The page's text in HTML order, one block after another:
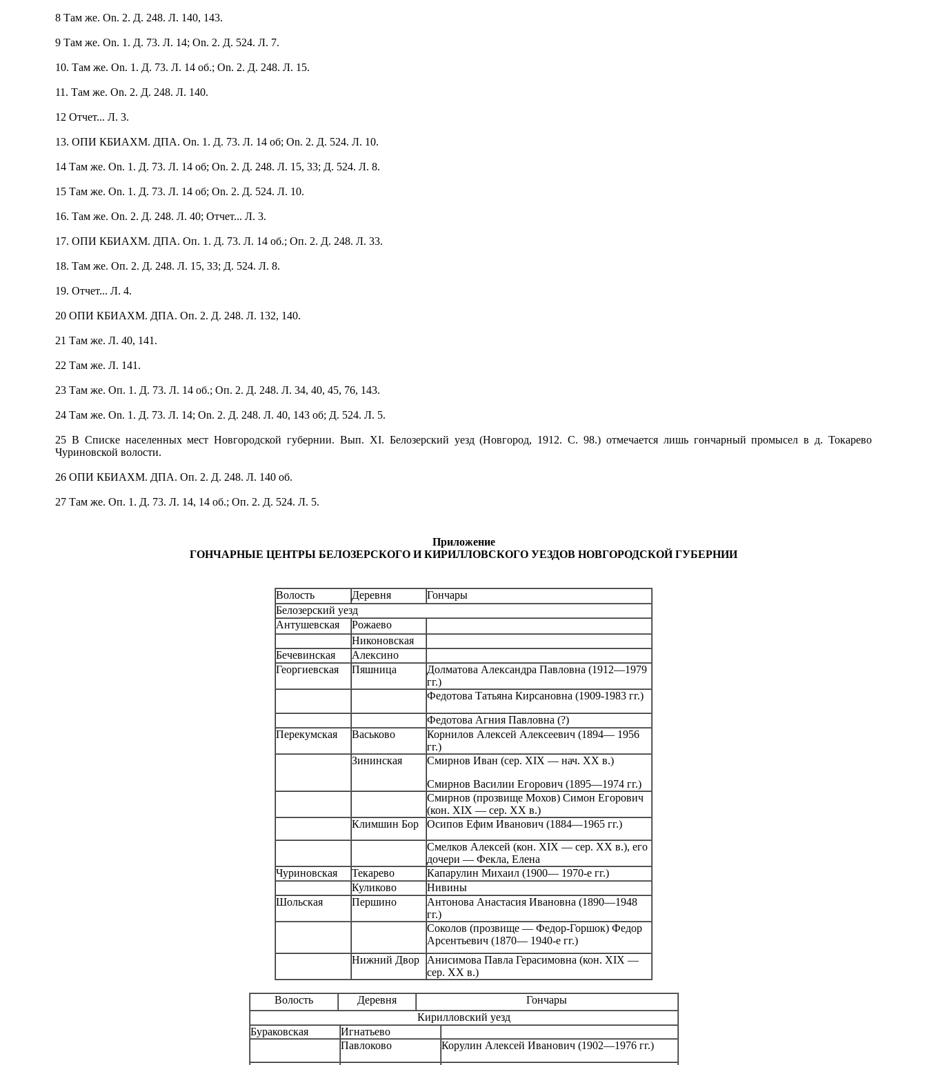
8 Там же. On. 2. Д. 248. Л. 140, 143.
9 Там же. On. 1. Д. 73. Л. 14; On. 2. Д. 524. Л. 7.
10. Там же. On. 1. Д. 73. Л. 14 об.; On. 2. Д. 248. Л. 15.
11. Там же. On. 2. Д. 248. Л. 140.
12 Отчет... Л. 3.
13. ОПИ КБИАХМ. ДПА. On. 1. Д. 73. Л. 14 об; On. 2. Д. 524. Л. 10.
14 Там же. On. 1. Д. 73. Л. 14 об; On. 2. Д. 248. Л. 15, 33; Д. 524. Л. 8.
15 Там же. On. 1. Д. 73. Л. 14 об; On. 2. Д. 524. Л. 10.
16. Там же. On. 2. Д. 248. Л. 40; Отчет... Л. 3.
17. ОПИ КБИАХМ. ДПА. Оп. 1. Д. 73. Л. 14 об.; Оп. 2. Д. 248. Л. 33.
18. Там же. Оп. 2. Д. 248. Л. 15, 33; Д. 524. Л. 8.
19. Отчет... Л. 4.
20 ОПИ КБИАХМ. ДПА. Оп. 2. Д. 248. Л. 132, 140.
21 Там же. Л. 40, 141.
22 Там же. Л. 141.
23 Там же. Оп. 1. Д. 73. Л. 14 об.; Оп. 2. Д. 248. Л. 34, 40, 45, 76, 143.
24 Там же. On. 1. Д. 73. Л. 14; On. 2. Д. 248. Л. 40, 143 об; Д. 524. Л. 5.
25 В Списке населенных мест Новгородской губернии. Вып. XI. Белозерский уезд (Новгород, 1912. С. 98.) отмечается лишь гончарный промысел в д. Токарево
Чуриновской волости.
26 ОПИ КБИАХМ. ДПА. Оп. 2. Д. 248. Л. 140 об.
27 Там же. Оп. 1. Д. 73. Л. 14, 14 об.; Оп. 2. Д. 524. Л. 5.
Приложение
ГОНЧАРНЫЕ ЦЕНТРЫ БЕЛОЗЕРСКОГО И КИРИЛЛОВСКОГО УЕЗДОВ НОВГОРОДСКОЙ ГУБЕРНИИ
Волость Деревня
Гончары
Белозерский уезд
Антушевская
Рожаево
Никоновская
Бечевинская
Алексино
Георгиевская
Пяшница
Долматова Александра Павловна (1912—1979
гг.)
Федотова Татьяна Кирсановна (1909-1983 гг.)
Федотова Агния Павловна (?)
Перекумская
Васьково
Корнилов Алексей Алексеевич (1894— 1956
гг.)
Зининская
Смирнов Иван (сер. XIX — нач. XX в.)
Смирнов Василии Егорович (1895—1974 гг.)
Смирнов (прозвище Мохов) Симон Егорович
(кон. XIX — сер. XX в.)
Климшин Бор
Осипов Ефим Иванович (1884—1965 гг.)
Смелков Алексей (кон. XIX — сер. XX в.), его
дочери — Фекла, Елена
Чуриновская
Текарево
Капарулин Михаил (1900— 1970-е гг.)
Куликово
Нивины
Шольская
Першино
Антонова Анастасия Ивановна (1890—1948
гг.)
Соколов (прозвище — Федор-Горшок) Федор
Арсентьевич (1870— 1940-е гг.)
Нижний Двор
Анисимова Павла Герасимовна (кон. XIX —
сер. XX в.)
Волость Деревня
Гончары
Кирилловский уезд
Бураковская
Игнатьево
Павлоково
Корулин Алексей Иванович (1902—1976 гг.)